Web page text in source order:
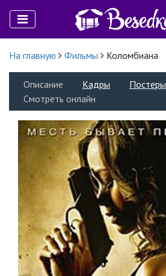
На главную Фильмы Коломбиана
Описание Кадры Постеры
Смотреть онлайн